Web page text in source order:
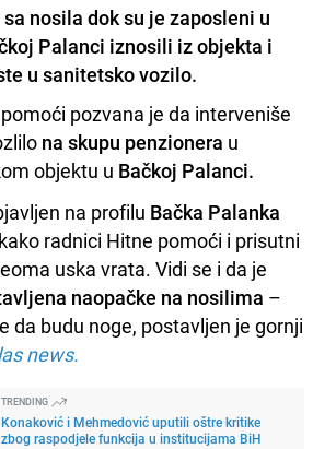
nosila dok su je zaposleni u
Palanci iznosili iz objekta i
u sanitetsko vozilo.
pozvana je da interveniše
na skupu penzionera u
objektu u Bačkoj Palanci.
na profilu Bačka Palanka
radnici Hitne pomoći i prisutni
uska vrata. Vidi se i da je
naopačke na nosilima –
da budu noge, postavljen je gornji
news.
TRENDING
Konaković i Mehmedović uputili oštre kritike
zbog raspodjele funkcija u institucijama BiH